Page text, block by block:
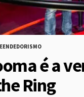
é a
Ring